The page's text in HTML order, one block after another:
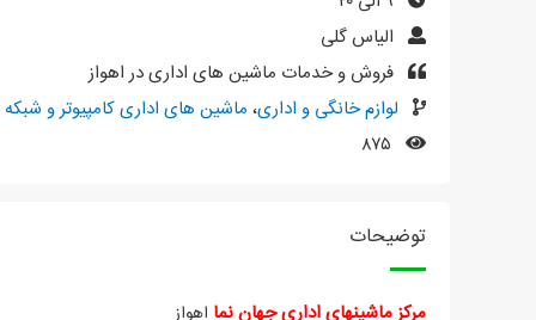
الیاس گلی
فروش و خدمات ماشین های اداری در اهواز
لوازم خانگی و اداری، ماشین های اداری کامپیوتر و شبکه
توضیحات
مرکزماشینهایاداریجهاننما اهواز